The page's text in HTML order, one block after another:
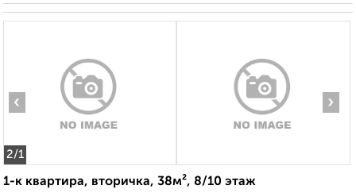
2/1
‹ ›
1-к квартира, вторичка, 38м², 8/10 этаж